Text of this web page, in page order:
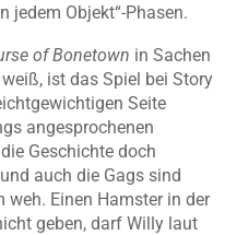
jedem Objekt“-Phasen.
of Bonetown in Sachen
ist das Spiel bei Story
Seite
angesprochenen
Geschichte doch
auch die Gags sind
Einen Hamster in der
geben, darf Willy laut